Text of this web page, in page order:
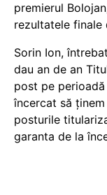
premierul
rezultatele finale
Sorin Ion,
dau an de an
post pe
încercat să
posturile
garanta de la